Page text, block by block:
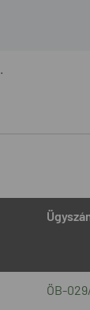
ÖB-